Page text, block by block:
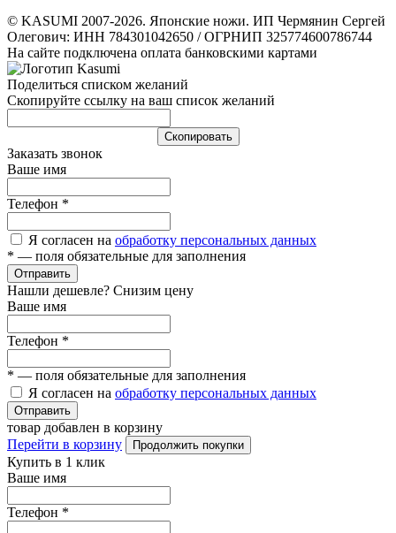
© KASUMI 2007-2026. Японские ножи. ИП Чермянин Сергей
Олегович: ИНН 784301042650 / ОГРНИП 325774600786744
На сайте подключена оплата банковскими картами
Поделиться списком желаний
Скопируйте ссылку на ваш список желаний
Cкопировать
Заказать звонок
Ваше имя
Телефон *
Я согласен на обработку персональных данных
* — поля обязательные для заполнения
Отправить
Нашли дешевле? Снизим цену
Ваше имя
Телефон *
* — поля обязательные для заполнения
Я согласен на обработку персональных данных
Отправить
товар добавлен в корзину
Перейти в корзину
Продолжить покупки
Купить в 1 клик
Ваше имя
Телефон *